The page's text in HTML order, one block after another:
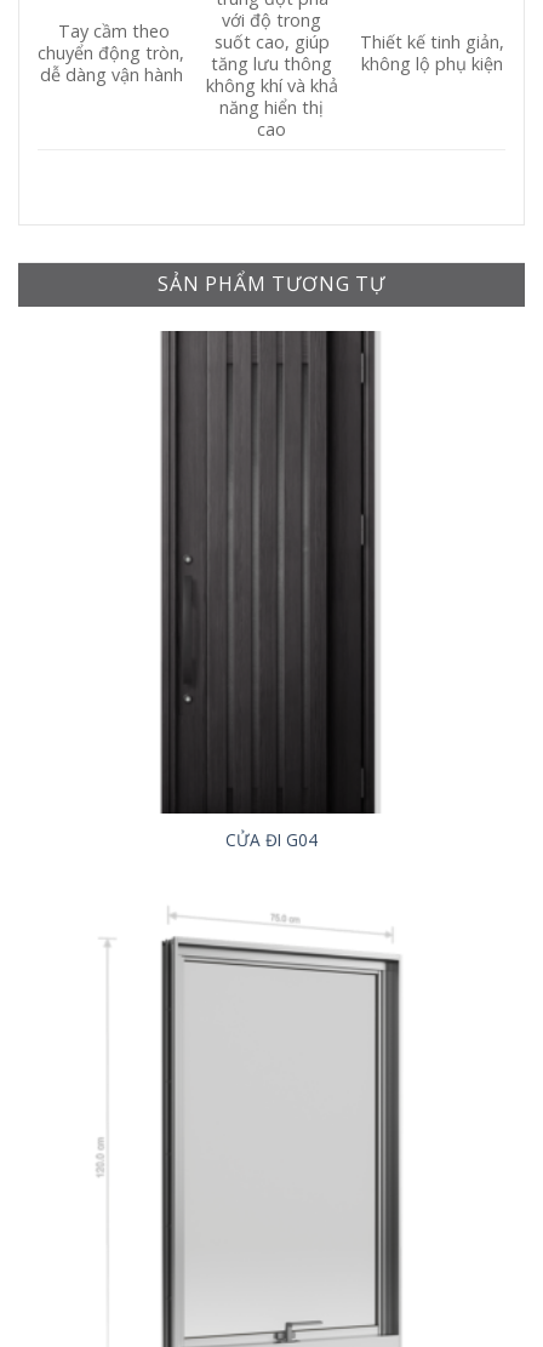
Tay cầm theo
chuyển động tròn,
dễ dàng vận hành
với độ trong
suốt cao, giúp
tăng lưu thông
không khí và khả
năng hiển thị
cao
Thiết kế tinh giản,
không lộ phụ kiện
SẢN PHẨM TƯƠNG TỰ
CỬA ĐI G04